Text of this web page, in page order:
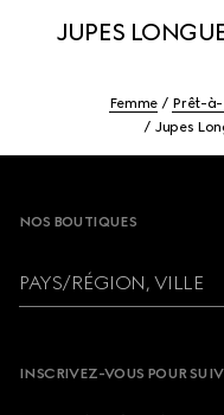
JUPES
Femme Prêt-à-
Jupes
NOS BOUTIQUES
PAYS/RÉGION, VILLE
INSCRIVEZ-VOUS POUR